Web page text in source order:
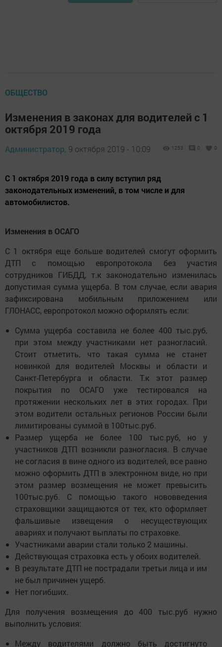
ОБЩЕСТВО
Изменения в законах для водителей с 1
октября 2019 года
Администратор, 9 октября 2019 - 10:09 1253 0 0
С 1 октября 2019 года в силу вступил ряд
законодательных изменений, в том числе и для
автомобилистов.
Изменения в ОСАГО
С 1 октября еще больше водителей смогут оформить
ДТП с помощью европротокола без участия
сотрудников ГИБДД, т.к законодательно изменилась
допустимая сумма ущерба. В том случае, если авария
зафиксирована мобильным приложением или
ГЛОНАСС, европротокол можно оформлять если:
Сумма ущерба составила не более 400 тыс.руб,
при этом между участниками нет разногласий.
Стоит отметить, что такая сумма не станет
новинкой для водителей Москвы и области и
Санкт-Петербурга и области. Т.к этот размер
покрытия по ОСАГО уже тестировался на
протяжении нескольких лет в этих городах. При
этом водители остальных регионов России были
лимитированы суммой в 100тыс.руб.
Размер ущерба не более 100 тыс.руб, но у
участников ДТП возникли разногласия. В случае
не согласия в вине одного из водителей, все равно
можно оформить ДТП в электронном виде, но при
этом размер возмещения не может превысить
100тыс.руб. С помощью такого нововведения
страховщики защищаются от тех, кто оформляет
фальшивые извещения о несуществующих
авариях и получают выплаты по страховке.
Участниками аварии стали только 2 машины.
Действующая страховка есть у обоих водителей.
В результате ДТП не пострадали третьи лица и им
не был причинен ущерб.
Нет погибших.
Для получения возмещения до 400 тыс.руб нужно
выполнить условия:
Между водителями должно быть достигнуто